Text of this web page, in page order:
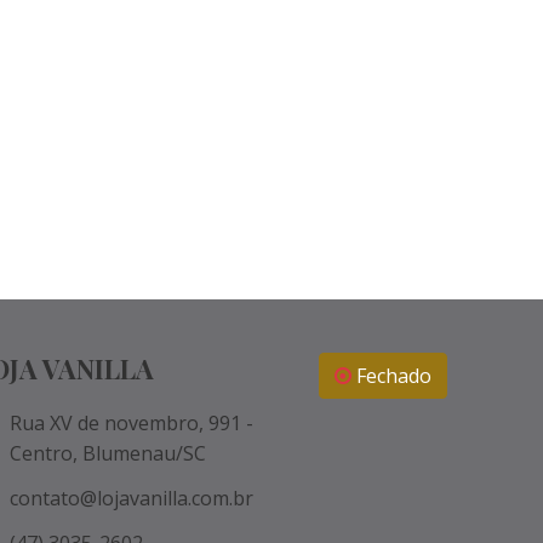
VANILLA
Rua XV de novembro, 991 -
Centro, Blumenau/SC
contato@lojavanilla.com.br
Fechado